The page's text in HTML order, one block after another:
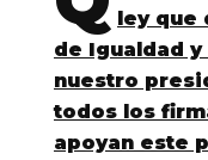
ley que
de Igualdad y
nuestro
todos los
apoyan este